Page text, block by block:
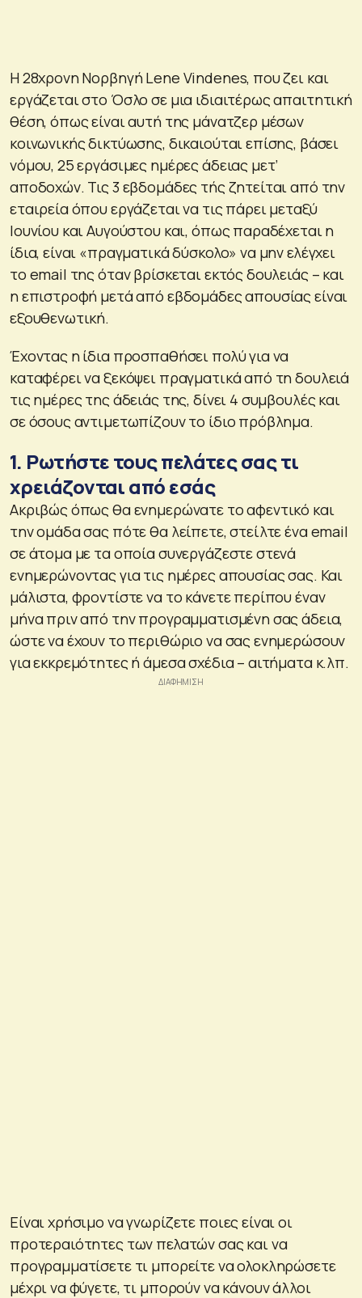
Η 28χρονη Νορβηγή Lene Vindenes, που ζει και
εργάζεται στο Όσλο σε μια ιδιαιτέρως απαιτητική
θέση, όπως είναι αυτή της μάνατζερ μέσων
κοινωνικής δικτύωσης, δικαιούται επίσης, βάσει
νόμου, 25 εργάσιμες ημέρες άδειας μετ’
αποδοχών. Τις 3 εβδομάδες τής ζητείται από την
εταιρεία όπου εργάζεται να τις πάρει μεταξύ
Ιουνίου και Αυγούστου και, όπως παραδέχεται η
ίδια, είναι «πραγματικά δύσκολο» να μην ελέγχει
το email της όταν βρίσκεται εκτός δουλειάς – και
η επιστροφή μετά από εβδομάδες απουσίας είναι
εξουθενωτική.
Έχοντας η ίδια προσπαθήσει πολύ για να
καταφέρει να ξεκόψει πραγματικά από τη δουλειά
τις ημέρες της άδειάς της, δίνει 4 συμβουλές και
σε όσους αντιμετωπίζουν το ίδιο πρόβλημα.
1. Ρωτήστε τους πελάτες σας τι
χρειάζονται από εσάς
Ακριβώς όπως θα ενημερώνατε το αφεντικό και
την ομάδα σας πότε θα λείπετε, στείλτε ένα email
σε άτομα με τα οποία συνεργάζεστε στενά
ενημερώνοντας για τις ημέρες απουσίας σας. Και
μάλιστα, φροντίστε να το κάνετε περίπου έναν
μήνα πριν από την προγραμματισμένη σας άδεια,
ώστε να έχουν το περιθώριο να σας ενημερώσουν
για εκκρεμότητες ή άμεσα σχέδια – αιτήματα κ.λπ.
Είναι χρήσιμο να γνωρίζετε ποιες είναι οι
προτεραιότητες των πελατών σας και να
προγραμματίσετε τι μπορείτε να ολοκληρώσετε
μέχρι να φύγετε, τι μπορούν να κάνουν άλλοι